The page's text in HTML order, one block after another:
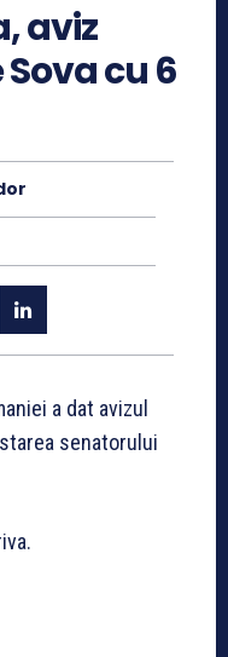
aviz
cu 6
a dat avizul
senatorului